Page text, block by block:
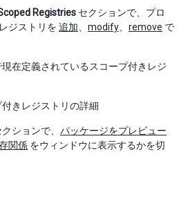
Registries セクションで、プロ
ジストリを 追加 modify remove で
在定義されているスコープ付きレジ
きレジストリの詳細
クションで、 パッケージをプレビュー
関係 をウィンドウに表示するかを切